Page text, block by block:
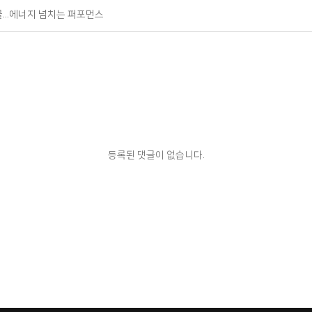
…에너지 넘치는 퍼포먼스
등록된 댓글이 없습니다.